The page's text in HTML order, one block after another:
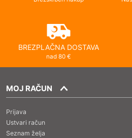
BREZPLAČNA DOSTAVA
nad 80 €
MOJ RAČUN
Prijava
Ustvari račun
Seznam želja